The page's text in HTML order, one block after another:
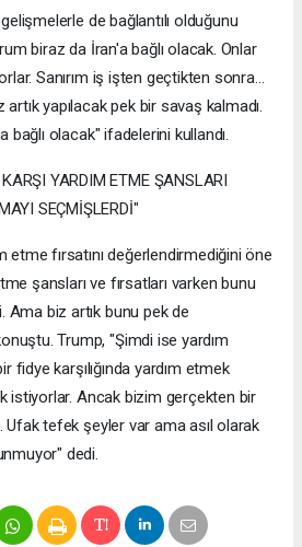
de bağlantılı olduğunu
biraz da İran'a bağlı olacak. Onlar
Sanırım iş işten geçtikten sonra...
artık yapılacak pek bir savaş kalmadı.
bağlı olacak" ifadelerini kullandı.
YARDIM ETME ŞANSLARI
SEÇMİŞLERDİ"
etme fırsatını değerlendirmediğini öne
şansları ve fırsatları varken bunu
Ama biz artık bunu pek de
Trump, "Şimdi ise yardım
fidye karşılığında yardım etmek
istiyorlar. Ancak bizim gerçekten bir
Ufak tefek şeyler var ama asıl olarak
dedi.